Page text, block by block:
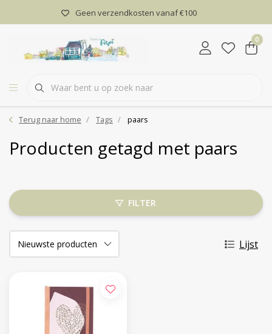
Geen verzendkosten vanaf €100
0
Terug naar home Tags paars
Producten getagd met paars
FILTER
Lijst